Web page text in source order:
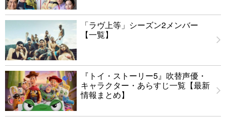
「ラヴ上等」シーズン2メンバー
【一覧】
『トイ・ストーリー5』吹替声優・
キャラクター・あらすじ一覧【最新
情報まとめ】